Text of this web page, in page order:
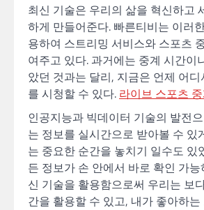
최신 기술은 우리의 삶을 혁신하고
하게 만들어준다. 빠른티비는 이러
용하여 스트리밍 서비스와 스포츠
여주고 있다. 과거에는 중계 시간이
았던 것과는 달리, 지금은 언제 어
를 시청할 수 있다. 라이브 스포츠
인공지능과 빅데이터 기술의 발전
는 정보를 실시간으로 받아볼 수 있
는 중요한 순간을 놓치기 일수도 있
든 정보가 손 안에서 바로 확인 가능
신 기술을 활용함으로써 우리는 보
간을 활용할 수 있고, 내가 좋아하는